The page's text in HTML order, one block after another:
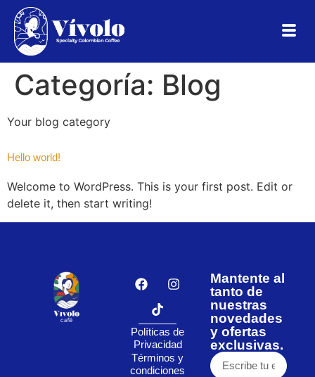
Categoría: Blog
Your blog category
Hello world!
Welcome to WordPress. This is your first post. Edit or
delete it, then start writing!
Mantente al
tanto de
nuestras
novedades
y ofertas
exclusivas.
Políticas de
Privacidad
Términos y
condiciones